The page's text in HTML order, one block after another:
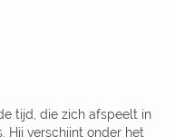
tijd, die zich afspeelt in
Hij verschijnt onder het